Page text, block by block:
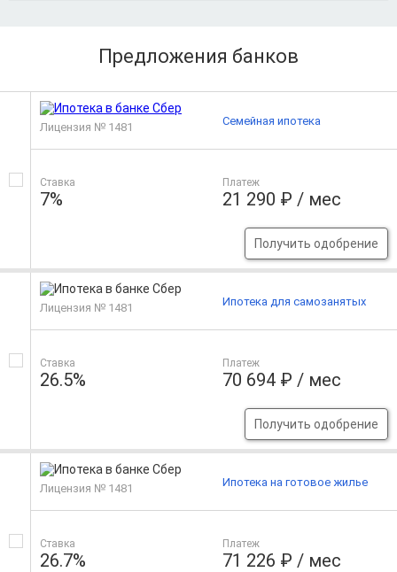
Предложения банков
Лицензия № 1481
Ставка
7%
Платеж
21 290 ₽ / мес
Получить одобрение
Семейная ипотека
Лицензия № 1481
Ставка
26.5%
Платеж
70 694 ₽ / мес
Получить одобрение
Ипотека для самозанятых
Лицензия № 1481
Ставка
26.7%
Платеж
71 226 ₽ / мес
Ипотека на готовое жилье